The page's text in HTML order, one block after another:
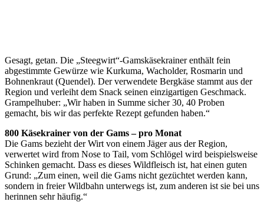
Gesagt, getan. Die „Steegwirt“-Gamskäsekrainer enthält fein
abgestimmte Gewürze wie Kurkuma, Wacholder, Rosmarin und
Bohnenkraut (Quendel). Der verwendete Bergkäse stammt aus der
Region und verleiht dem Snack seinen einzigartigen Geschmack.
Grampelhuber: „Wir haben in Summe sicher 30, 40 Proben
gemacht, bis wir das perfekte Rezept gefunden haben.“
800 Käsekrainer von der Gams – pro Monat
Die Gams bezieht der Wirt von einem Jäger aus der Region,
verwertet wird from Nose to Tail, vom Schlögel wird beispielsweise
Schinken gemacht. Dass es dieses Wildfleisch ist, hat einen guten
Grund: „Zum einen, weil die Gams nicht gezüchtet werden kann,
sondern in freier Wildbahn unterwegs ist, zum anderen ist sie bei uns
herinnen sehr häufig.“